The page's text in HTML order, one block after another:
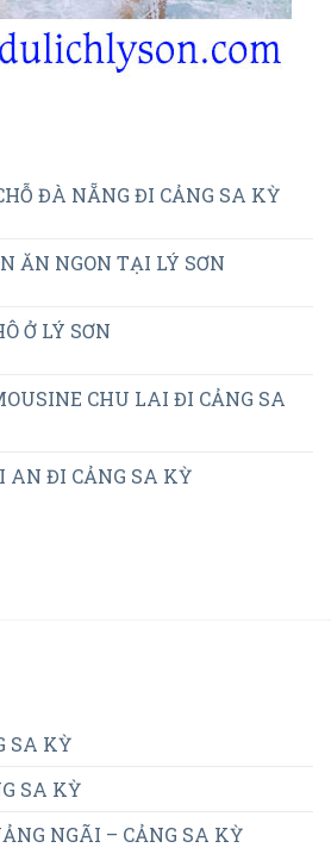
ĐÀ NẴNG ĐI CẢNG SA KỲ
ĂN NGON TẠI LÝ SƠN
Ở LÝ SƠN
CHU LAI ĐI CẢNG SA
AN ĐI CẢNG SA KỲ
SA KỲ
SA KỲ
NGÃI – CẢNG SA KỲ